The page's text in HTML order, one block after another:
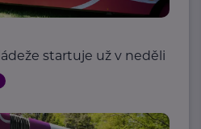
startuje už v neděli